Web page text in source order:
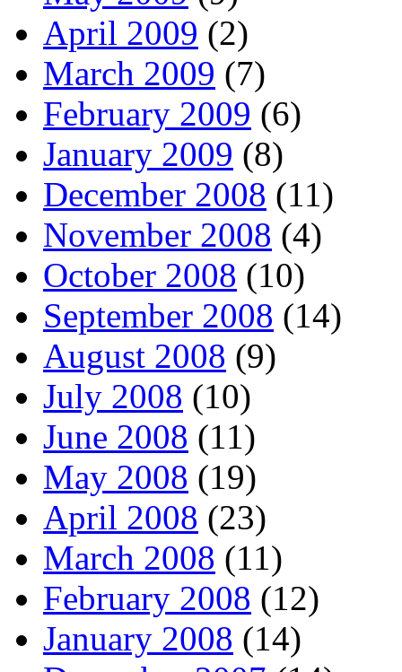
April 2009 (2)
March 2009 (7)
February 2009 (6)
January 2009 (8)
December 2008 (11)
November 2008 (4)
October 2008 (10)
September 2008 (14)
August 2008 (9)
July 2008 (10)
June 2008 (11)
May 2008 (19)
April 2008 (23)
March 2008 (11)
February 2008 (12)
January 2008 (14)